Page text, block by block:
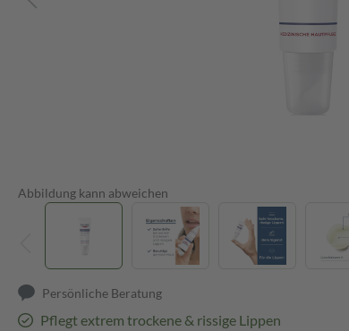
Abbildung kann abweichen
Persönliche Beratung
Pflegt extrem trockene & rissige Lippen